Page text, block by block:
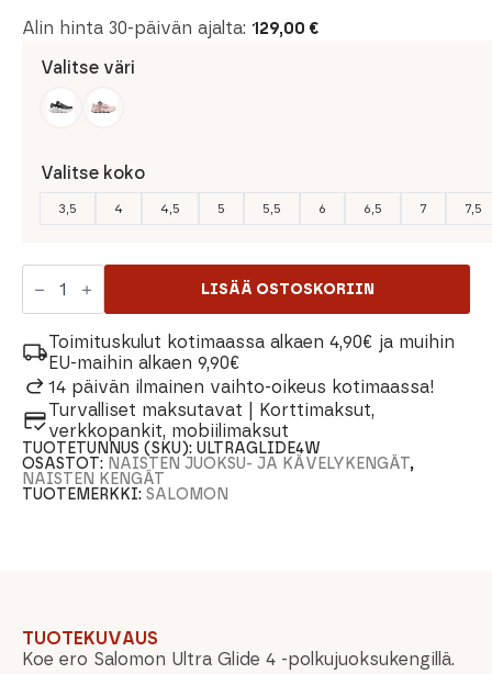
Alin hinta 30-päivän ajalta: 129,00 €
Valitse väri
Valitse koko
3,5 4 4,5 5 5,5 6 6,5 7 7,5
Salomon
Ultra
Glide
Naisten
Kengät
määrä
LISÄÄ OSTOSKORIIN
Toimituskulut kotimaassa alkaen 4,90€ ja muihin
EU-maihin alkaen 9,90€
14 päivän ilmainen vaihto-oikeus kotimaassa!
Turvalliset maksutavat | Korttimaksut,
verkkopankit, mobiilimaksut
TUOTETUNNUS (SKU):ULTRAGLIDE4W
OSASTOT: NAISTEN JUOKSU- JA KÄVELYKENGÄT,
NAISTEN KENGÄT
TUOTEMERKKI:SALOMON
TUOTEKUVAUS
Koe ero Salomon Ultra Glide 4 -polkujuoksukengillä.